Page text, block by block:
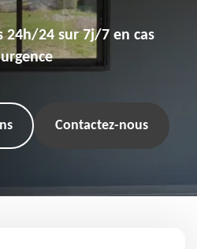
24h/24 sur 7j/7 en cas
Contactez-nous